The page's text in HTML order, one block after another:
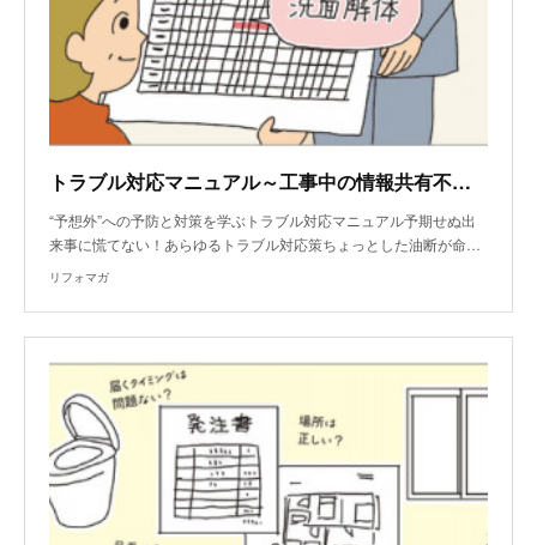
トラブル対応マニュアル～工事中の情報共有不足、連絡不足によるトラブル
“予想外”への予防と対策を学ぶトラブル対応マニュアル予期せぬ出
来事に慌てない！あらゆるトラブル対応策ちょっとした油断が命…
リフォマガ